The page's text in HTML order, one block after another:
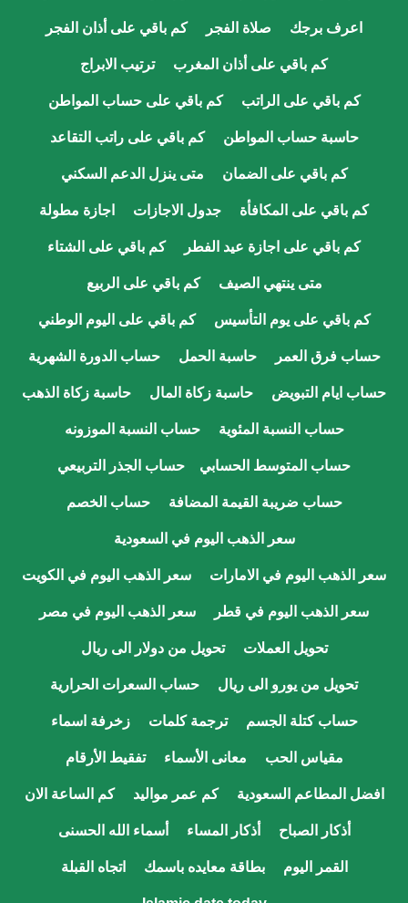
اعرف برجك صلاة الفجر كم باقي على أذان الفجر
كم باقي على أذان المغرب ترتيب الابراج
كم باقي على الراتب كم باقي على حساب المواطن
حاسبة حساب المواطن كم باقي على راتب التقاعد
كم باقي على الضمان متى ينزل الدعم السكني
كم باقي على المكافأة جدول الاجازات اجازة مطولة
كم باقي على اجازة عيد الفطر كم باقي على الشتاء
متى ينتهي الصيف كم باقي على الربيع
كم باقي على يوم التأسيس كم باقي على اليوم الوطني
حساب فرق العمر حاسبة الحمل حساب الدورة الشهرية
حساب ايام التبويض حاسبة زكاة المال حاسبة زكاة الذهب
حساب النسبة المئوية حساب النسبة الموزونه
حساب المتوسط الحسابي حساب الجذر التربيعي
حساب ضريبة القيمة المضافة حساب الخصم
سعر الذهب اليوم في السعودية
سعر الذهب اليوم في الامارات سعر الذهب اليوم في الكويت
سعر الذهب اليوم في قطر سعر الذهب اليوم في مصر
تحويل العملات تحويل من دولار الى ريال
تحويل من يورو الى ريال حساب السعرات الحرارية
حساب كتلة الجسم ترجمة كلمات زخرفة اسماء
مقياس الحب معانى الأسماء تفقيط الأرقام
افضل المطاعم السعودية كم عمر مواليد كم الساعة الان
أذكار الصباح أذكار المساء أسماء الله الحسنى
القمر اليوم بطاقة معايده باسمك اتجاه القبلة